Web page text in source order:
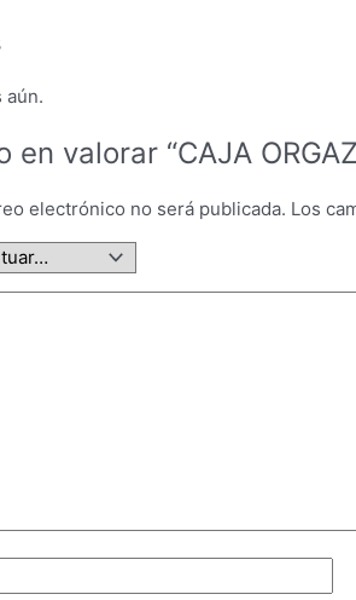
aún.
valorar “CAJA
electrónico no será publicada. Los